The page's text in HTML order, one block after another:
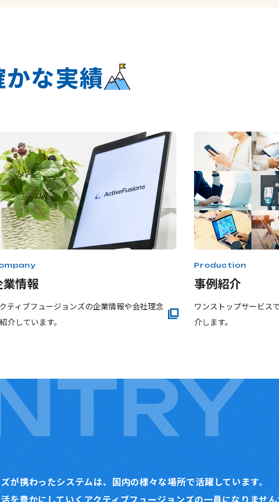
な実績
業情報
ティブフュージョンズの企業情報や会社理念
介しています。
Production
事例紹介
ワンストップサービス
介します。
が携わったシステムは、国内の様々な場所で活躍しています。
を豊かにしていくアクティブフュージョンズの一員になりません